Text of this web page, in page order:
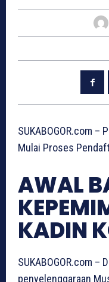
SUKABOGOR.com –
Mulai Proses
AWAL
KADIN
SUKABOGOR.com –
penyelenggaraan